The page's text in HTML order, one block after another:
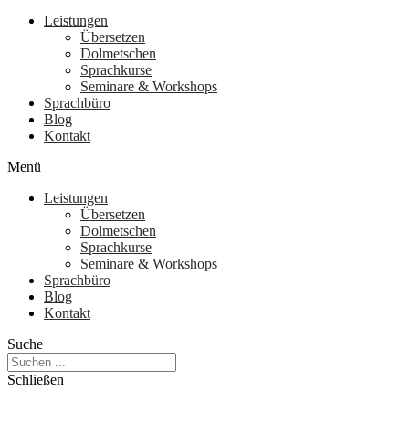
Leistungen
Übersetzen
Dolmetschen
Sprachkurse
Seminare & Workshops
Sprachbüro
Blog
Kontakt
Menü
Leistungen
Übersetzen
Dolmetschen
Sprachkurse
Seminare & Workshops
Sprachbüro
Blog
Kontakt
Suche
Schließen